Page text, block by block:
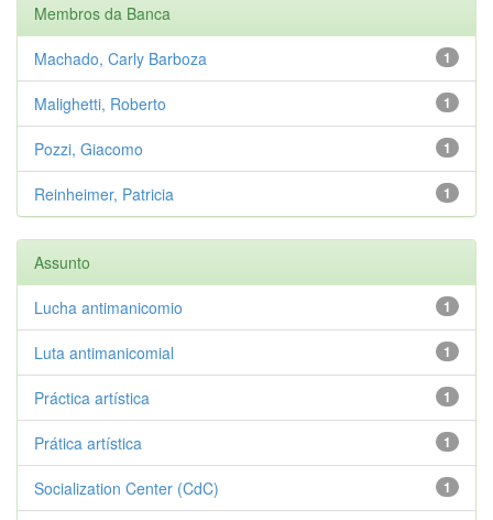
Membros da Banca
1
Machado, Carly Barboza
1
Malighetti, Roberto
1
Pozzi, Giacomo
1
Reinheimer, Patricia
Assunto
1
Lucha antimanicomio
1
Luta antimanicomial
1
Práctica artística
1
Prática artística
1
Socialization Center (CdC)